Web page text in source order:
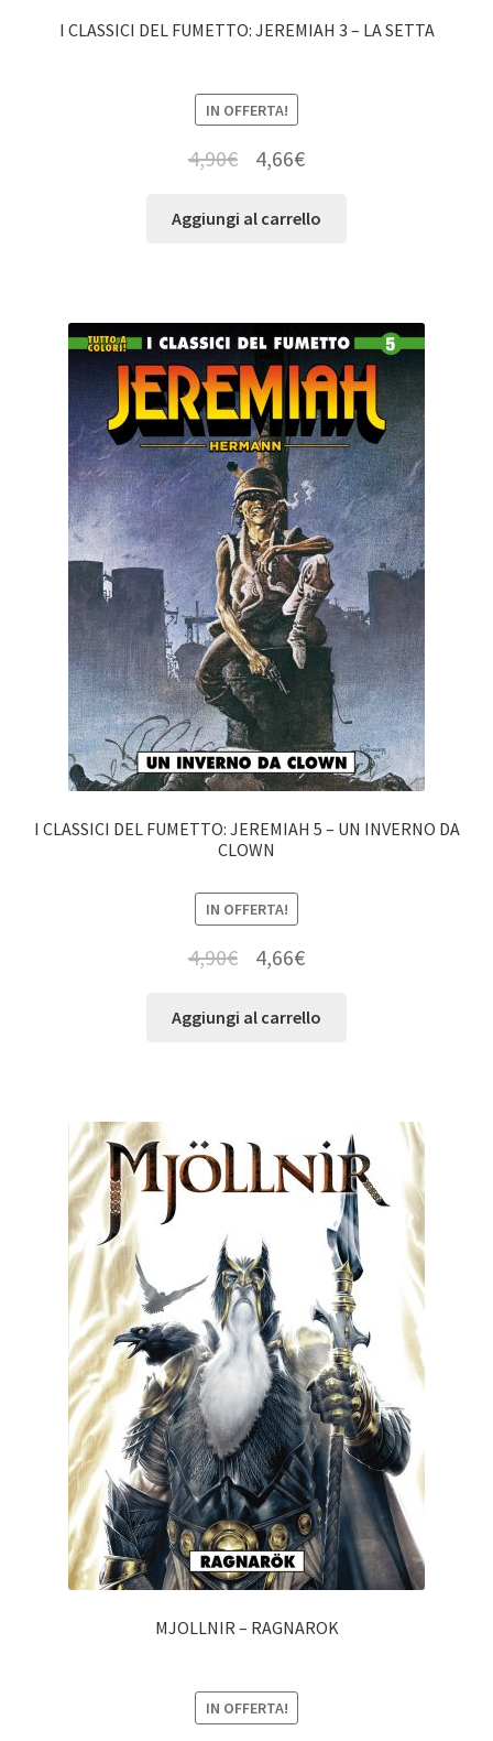
I CLASSICI DEL FUMETTO: JEREMIAH 3 – LA SETTA
IN OFFERTA!
4,90€ 4,66€
Aggiungi al carrello
I CLASSICI DEL FUMETTO: JEREMIAH 5 – UN INVERNO DA
CLOWN
IN OFFERTA!
4,90€ 4,66€
Aggiungi al carrello
MJOLLNIR – RAGNAROK
IN OFFERTA!